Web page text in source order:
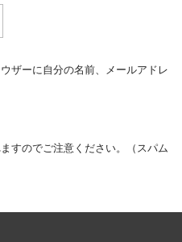
ザーに自分の名前、メールアドレ
すのでご注意ください。（スパム